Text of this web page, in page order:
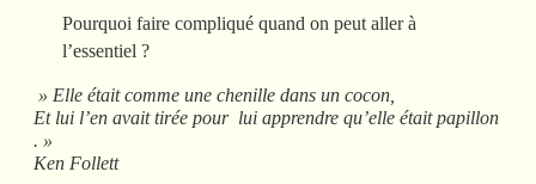
Pourquoi faire compliqué quand on peut aller à
l’essentiel ?
» Elle était comme une chenille dans un cocon,
Et lui l’en avait tirée pour lui apprendre qu’elle était papillon
. »
Ken Follett